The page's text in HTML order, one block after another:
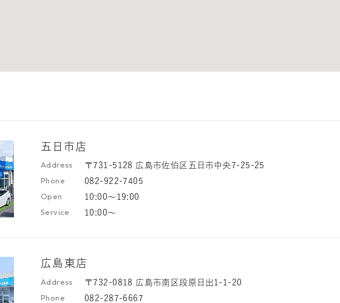
五日市店
Address 〒731-5128 広島市佐伯区五日市中央7-25-25
Phone 082-922-7405
Open 10:00～19:00
Service 10:00～
広島東店
Address 〒732-0818 広島市南区段原日出1-1-20
Phone 082-287-6667